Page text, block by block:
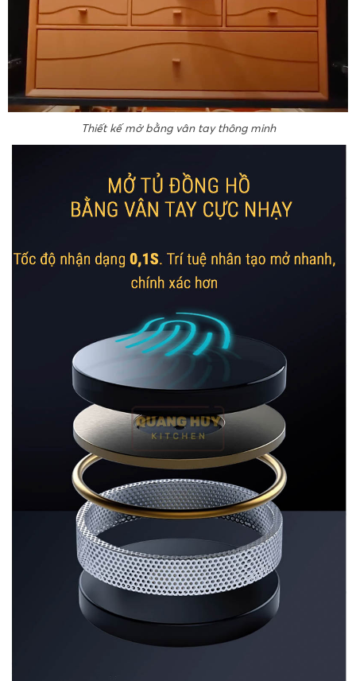
Thiết kế mở bằng vân tay thông minh